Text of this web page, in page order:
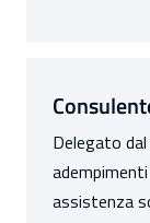
Delegato
assistenza